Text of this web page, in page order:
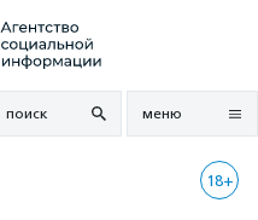
поиск меню
18+